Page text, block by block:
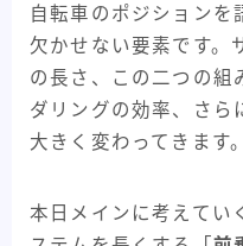
自転車のポジションを
欠かせない要素です。
の長さ、この二つの組
ダリングの効率、さら
大きく変わってきます。
本日メインに考えてい